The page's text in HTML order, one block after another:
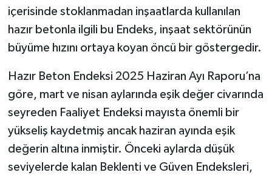
içerisinde stoklanmadan inşaatlarda kullanılan
hazır betonla ilgili bu Endeks, inşaat sektörünün
büyüme hızını ortaya koyan öncü bir göstergedir.
Hazır Beton Endeksi 2025 Haziran Ayı Raporu’na
göre, mart ve nisan aylarında eşik değer civarında
seyreden Faaliyet Endeksi mayısta önemli bir
yükseliş kaydetmiş ancak haziran ayında eşik
değerin altına inmiştir. Önceki aylarda düşük
seviyelerde kalan Beklenti ve Güven Endeksleri,